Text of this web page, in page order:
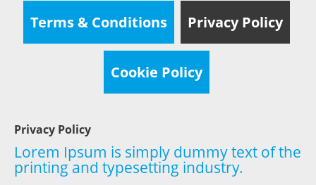
Terms & Conditions Privacy Policy
Cookie Policy
Privacy Policy
Lorem Ipsum is simply dummy text of the
printing and typesetting industry.